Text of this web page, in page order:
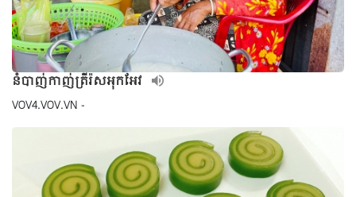
នំបាញ់កាញ់ត្រីរ៉សអុកអែវ
VOV4.VOV.VN -